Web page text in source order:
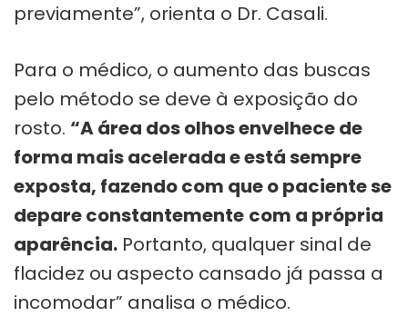
previamente”, orienta o Dr. Casali.
Para o médico, o aumento das buscas
pelo método se deve à exposição do
rosto. “A área dos olhos envelhece de
forma mais acelerada e está sempre
exposta, fazendo com que o paciente se
depare constantemente com a própria
aparência. Portanto, qualquer sinal de
flacidez ou aspecto cansado já passa a
incomodar” analisa o médico.